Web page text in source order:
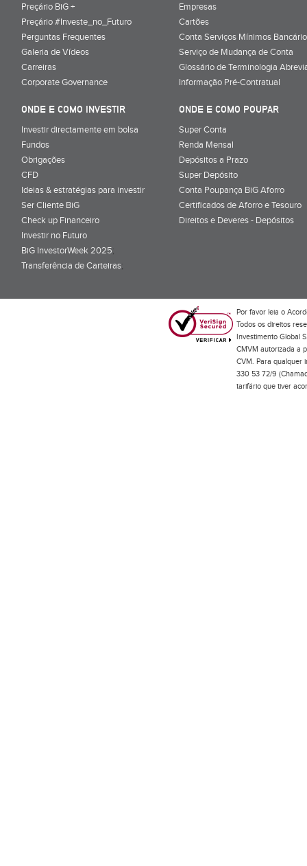
Preçário BiG +
Preçário #Investe_no_Futuro
Perguntas Frequentes
Galeria de Vídeos
Carreiras
Corporate Governance
Empresas
Cartões
Conta Serviços Mínimos
Serviço de Mudança de Conta
Glossário de Terminologia
Informação Pré-Contratual
ONDE E COMO INVESTIR
Investir directamente em bolsa
Fundos
Obrigações
CFD
Ideias & estratégias para investir
Ser Cliente BiG
Check up Financeiro
Investir no Futuro
BiG InvestorWeek 2025;
Transferência de Carteiras;
ONDE E COMO POUPAR
Super Conta
Renda Mensal
Depósitos a Prazo
Super Depósito
Conta Poupança BiG Aforro
Certificados de Aforro e Tesouro
Direitos e Deveres - Depósitos
Por favor leia o
Todos os direitos
Investimento Global
CMVM autorizada a
CVM. Para qualquer
330 53 72/9
tarifário que tiver